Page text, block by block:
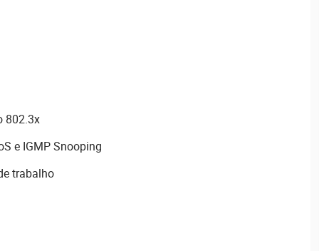
802.3x
e IGMP Snooping
trabalho